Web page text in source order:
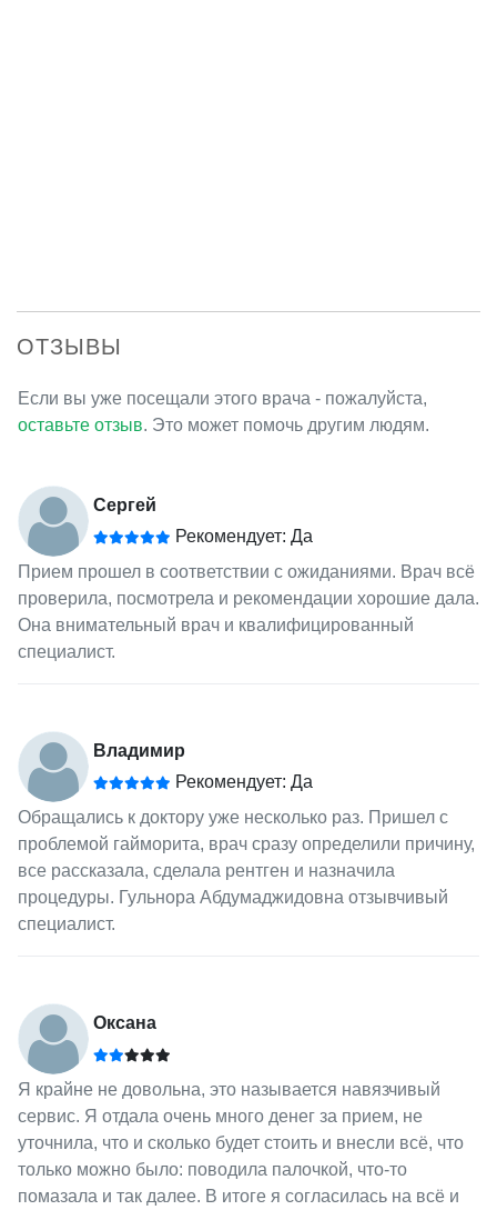
ОТЗЫВЫ
Если вы уже посещали этого врача - пожалуйста,
оставьте отзыв. Это может помочь другим людям.
Сергей
Рекомендует: Да
Прием прошел в соответствии с ожиданиями. Врач всё
проверила, посмотрела и рекомендации хорошие дала.
Она внимательный врач и квалифицированный
специалист.
Владимир
Рекомендует: Да
Обращались к доктору уже несколько раз. Пришел с
проблемой гайморита, врач сразу определили причину,
все рассказала, сделала рентген и назначила
процедуры. Гульнора Абдумаджидовна отзывчивый
специалист.
Оксана
Я крайне не довольна, это называется навязчивый
сервис. Я отдала очень много денег за прием, не
уточнила, что и сколько будет стоить и внесли всё, что
только можно было: поводила палочкой, что-то
помазала и так далее. В итоге я согласилась на всё и